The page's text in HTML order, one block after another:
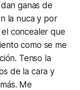
ganas de
la nuca y por
concealer que
como se me
Tenso la
de la cara y
Me